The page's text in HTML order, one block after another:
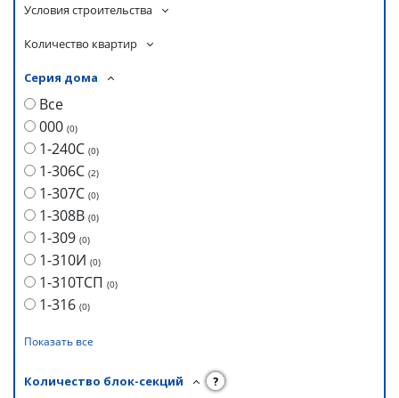
Условия строительства
Количество квартир
Серия дома
Все
000 (0)
1-240С (0)
1-306С (2)
1-307С (0)
1-308В (0)
1-309 (0)
1-310И (0)
1-310ТСП (0)
1-316 (0)
Показать все
Количество блок-секций ?